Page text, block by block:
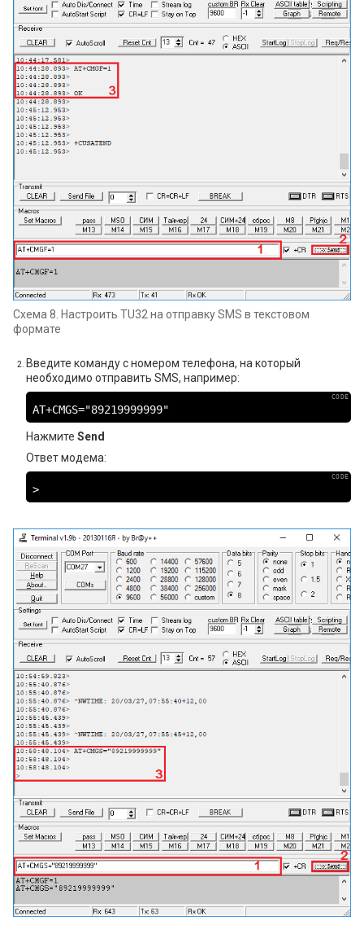
Схема 8. Настроить TU32 на отправку SMS в текстовом
формате
Введите команду с номером телефона, на который
необходимо отправить SMS, например:
AT+CMGS="89219999999"
Нажмите Send
Ответ модема:
>